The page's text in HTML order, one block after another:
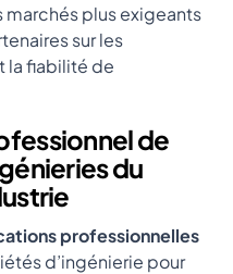
plus exigeants
sur les
la fiabilité de
de
du
professionnelles
d’ingénierie pour